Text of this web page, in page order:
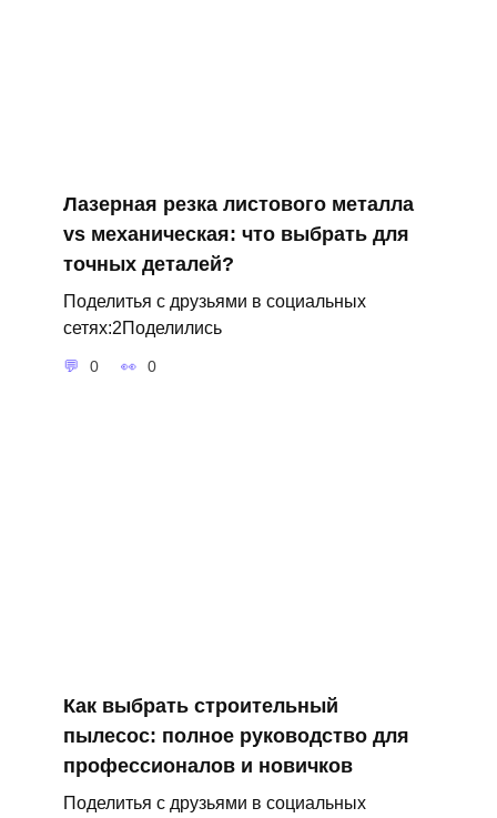
Лазерная резка листового металла
vs механическая: что выбрать для
точных деталей?
Поделитья с друзьями в социальных
сетях:2Поделились
0 0
Как выбрать строительный
пылесос: полное руководство для
профессионалов и новичков
Поделитья с друзьями в социальных